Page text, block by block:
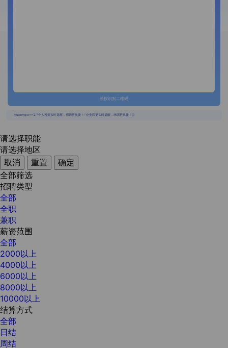
长按识别二维码
{{usertype=='2'?'个人投递实时提醒，招聘更快捷！':'企业回复实时提醒，求职更快捷！'}}
请选择职能
请选择地区
取消
重置
确定
全部筛选
招聘类型
全部
全职
兼职
薪资范围
全部
2000以上
4000以上
6000以上
8000以上
10000以上
结算方式
全部
日结
周结